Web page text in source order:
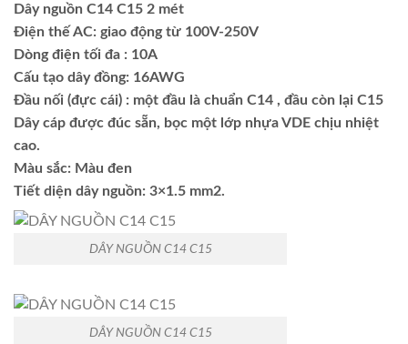
Dây nguồn C14 C15 2 mét
Điện thế AC: giao động từ 100V-250V
Dòng điện tối đa : 10A
Cấu tạo dây đồng: 16AWG
Đầu nối (đực cái) : một đầu là chuẩn C14 , đầu còn lại C15
Dây cáp được đúc sẵn, bọc một lớp nhựa VDE chịu nhiệt
cao.
Màu sắc: Màu đen
Tiết diện dây nguồn: 3×1.5 mm2.
DÂY NGUỒN C14 C15
DÂY NGUỒN C14 C15